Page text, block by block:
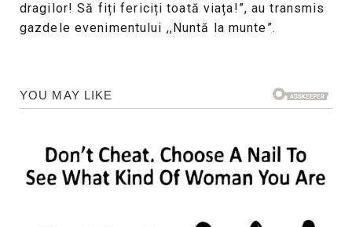
dragilor! Să fiți fericiți toată viața!”, au transmis
gazdele evenimentului ,,Nuntă la munte”.